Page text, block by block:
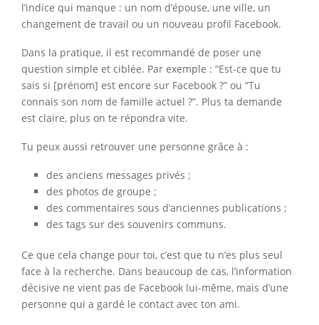
l’indice qui manque : un nom d’épouse, une ville, un
changement de travail ou un nouveau profil Facebook.
Dans la pratique, il est recommandé de poser une
question simple et ciblée. Par exemple : “Est-ce que tu
sais si [prénom] est encore sur Facebook ?” ou “Tu
connais son nom de famille actuel ?”. Plus ta demande
est claire, plus on te répondra vite.
Tu peux aussi retrouver une personne grâce à :
des anciens messages privés ;
des photos de groupe ;
des commentaires sous d’anciennes publications ;
des tags sur des souvenirs communs.
Ce que cela change pour toi, c’est que tu n’es plus seul
face à la recherche. Dans beaucoup de cas, l’information
décisive ne vient pas de Facebook lui-même, mais d’une
personne qui a gardé le contact avec ton ami.